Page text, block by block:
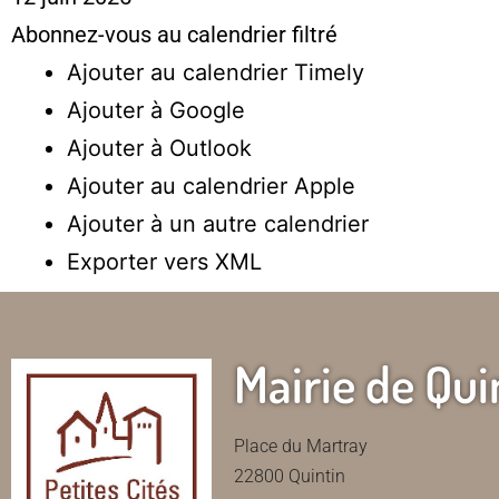
Abonnez-vous au calendrier filtré
Ajouter au calendrier Timely
Ajouter à Google
Ajouter à Outlook
Ajouter au calendrier Apple
Ajouter à un autre calendrier
Exporter vers XML
Mairie de
Place du Martray
22800 Quintin